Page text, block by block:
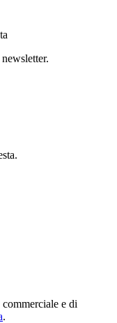
e di
.